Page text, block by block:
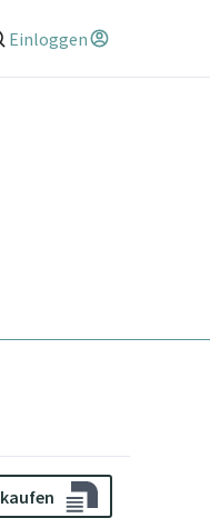
Einloggen